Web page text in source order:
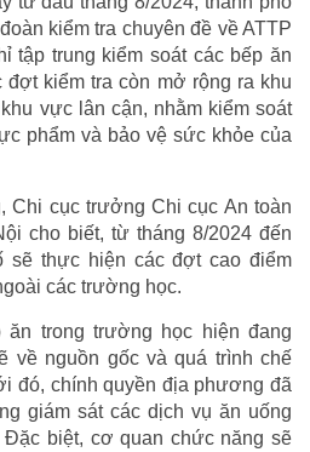
kiểm tra chuyên đề về ATTP
tập trung kiểm soát các bếp ăn
kiểm tra còn mở rộng ra khu
vực lân cận, nhằm kiểm soát
phẩm và bảo vệ sức khỏe của
Chi cục trưởng Chi cục An toàn
cho biết, từ tháng 8/2024 đến
sẽ thực hiện các đợt cao điểm
các trường học.
trong trường học hiện đang
về nguồn gốc và quá trình chế
đó, chính quyền địa phương đã
giám sát các dịch vụ ăn uống
biệt, cơ quan chức năng sẽ